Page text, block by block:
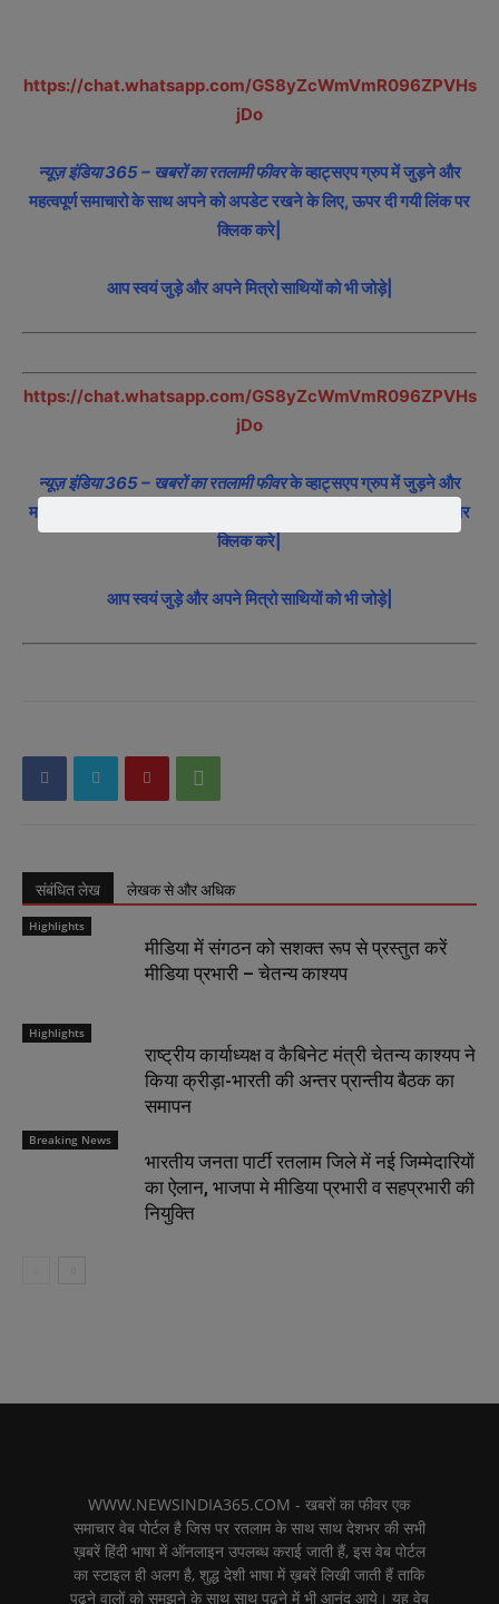
https://chat.whatsapp.com/GS8yZcWmVmR096ZPVHs
jDo
न्यूज़ इंडिया 365 – खबरों का रतलामी फीवरके व्हाट्सएप ग्रुप में जुड़ने और
महत्वपूर्ण समाचारो के साथ अपने को अपडेट रखने के लिए, ऊपर दी गयी लिंक पर
क्लिक करे|
आप स्वयं जुड़े और अपने मित्रो साथियों को भी जोड़े|
https://chat.whatsapp.com/GS8yZcWmVmR096ZPVHs
jDo
न्यूज़ इंडिया 365 – खबरों का रतलामी फीवरके व्हाट्सएप ग्रुप में जुड़ने और
महत्वपूर्ण समाचारो के साथ अपने को अपडेट रखने के लिए, ऊपर दी गयी लिंक पर
क्लिक करे|
आप स्वयं जुड़े और अपने मित्रो साथियों को भी जोड़े|
संबंधित लेख लेखक से और अधिक
Highlights
मीडिया में संगठन को सशक्त रूप से प्रस्तुत करें
मीडिया प्रभारी – चेतन्य काश्यप
Highlights
राष्ट्रीय कार्याध्यक्ष व कैबिनेट मंत्री चेतन्य काश्यप ने
किया क्रीड़ा-भारती की अन्तर प्रान्तीय बैठक का
समापन
Breaking News
भारतीय जनता पार्टी रतलाम जिले में नई जिम्मेदारियों
का ऐलान, भाजपा मे मीडिया प्रभारी व सहप्रभारी की
नियुक्ति
WWW.NEWSINDIA365.COM - खबरों का फीवर एक
समाचार वेब पोर्टल है जिस पर रतलाम के साथ साथ देशभर की सभी
ख़बरें हिंदी भाषा में ऑनलाइन उपलब्ध कराई जाती हैं, इस वेब पोर्टल
का स्टाइल ही अलग है, शुद्ध देशी भाषा में ख़बरें लिखी जाती हैं ताकि
पढने वालों को समझने के साथ साथ पढने में भी आनंद आये। यह वेब